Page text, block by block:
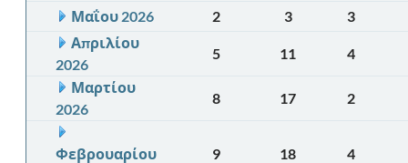
Μαΐου 2026 2 3
3
Απριλίου
2026
5 11
4
Μαρτίου
2026
8 17 2
Φεβρουαρίου
9 18 4